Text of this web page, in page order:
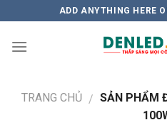
to
content
ADD ANYTHING HERE
TRANG CHỦ / SẢN PHẨM